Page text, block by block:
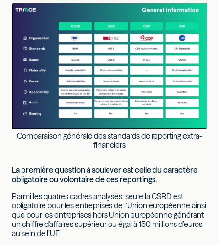
Comparaison générale des standards de reporting extra-
financiers
La première question à soulever est celle du caractère
obligatoire ou volontaire de ces reportings.
Parmi les quatres cadres analysés, seule la CSRD est
obligatoire pour les entreprises de l’Union européenne ainsi
que pour les entreprises hors Union européenne générant
un chiffre d'affaires supérieur ou égal à 150 millions d’euros
au sein de l’UE.